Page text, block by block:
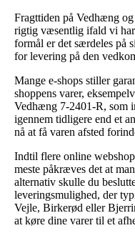
Fragttiden på Vedhæng
rigtig væsentlig ifald vi har
formål er det særdeles på
for levering på den
Mange e-shops stiller
shoppens varer,
Vedhæng 7-2401-R, som
igennem tidligere end et
nå at få varen afsted
Indtil flere online
meste påkræves det at
alternativ skulle du
leveringsmulighed, der
Vejle, Birkerød eller
at køre dine varer til et